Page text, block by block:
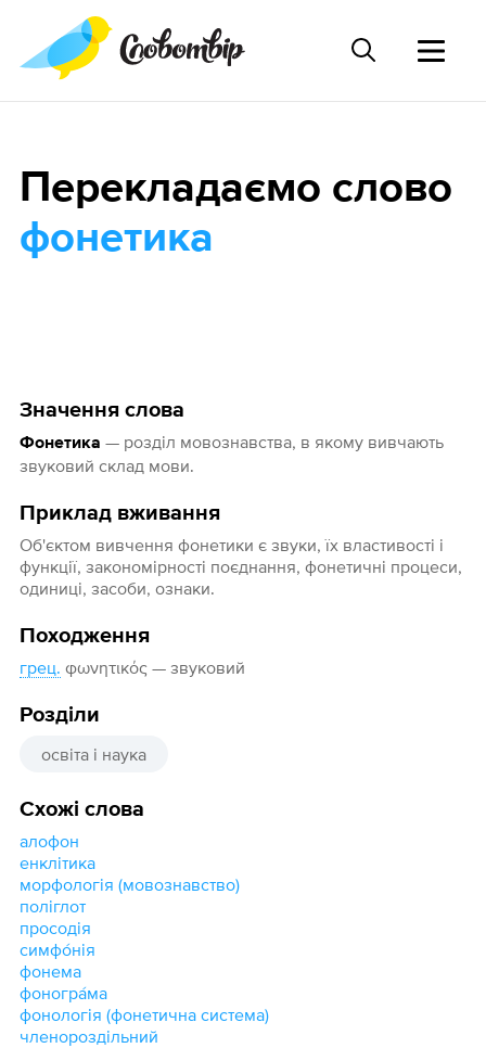
Значення слова
Фонетика — розділ мовознавства, в якому вивчають
звуковий склад мови.
Приклад вживання
Об'єктом вивчення фонетики є звуки, їх властивості і
функції, закономірності поєднання, фонетичні процеси,
одиниці, засоби, ознаки.
Походження
грец. φωνητικός — звуковий
Розділи
освіта і наука
Схожі слова
алофон
енклітика
морфологія (мовознавство)
поліглот
просодія
симфо́нія
фонема
фоногра́ма
фонологія (фонетична система)
членороздільний
Перекладаємо слово
фонетика